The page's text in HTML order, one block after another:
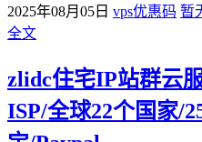
2025年08月05日 vps优惠码 暂
全文
zlidc住宅IP站群云
ISP/全球22个国家/